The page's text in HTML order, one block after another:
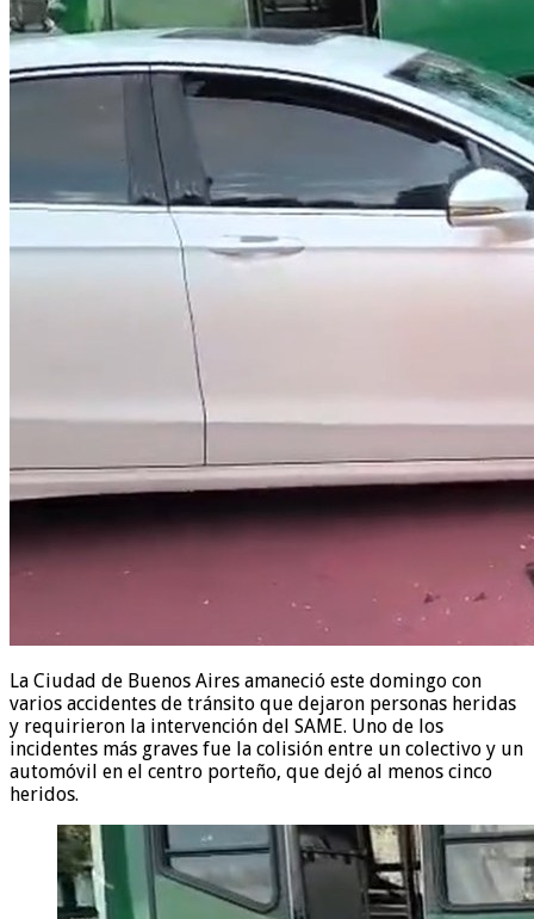
La Ciudad de Buenos Aires amaneció este domingo con
varios accidentes de tránsito que dejaron personas heridas
y requirieron la intervención del SAME. Uno de los
incidentes más graves fue la colisión entre un colectivo y un
automóvil en el centro porteño, que dejó al menos cinco
heridos.